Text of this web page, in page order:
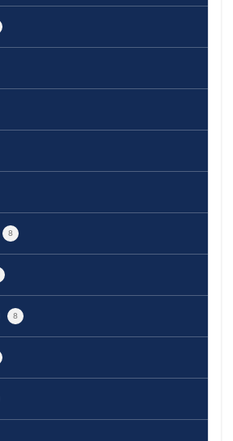
8
8